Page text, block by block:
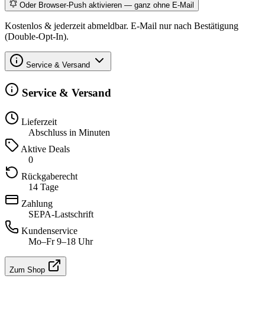
Oder Browser-Push aktivieren — ganz ohne E-Mail
Kostenlos & jederzeit abmeldbar. E-Mail nur nach Bestätigung
(Double-Opt-In).
Service & Versand
Service & Versand
Lieferzeit
Abschluss in Minuten
Aktive Deals
0
Rückgaberecht
14 Tage
Zahlung
SEPA-Lastschrift
Kundenservice
Mo–Fr 9–18 Uhr
Zum Shop